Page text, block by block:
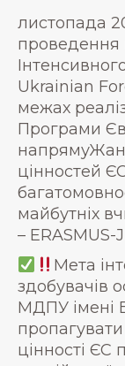
листопада
проведення
Ukrainian
межах
Програми
напрямуЖан
цінностей
майбутніх
– ERASMUS-
Мета
здобувачів
МДПУ імені
цінності ЄС